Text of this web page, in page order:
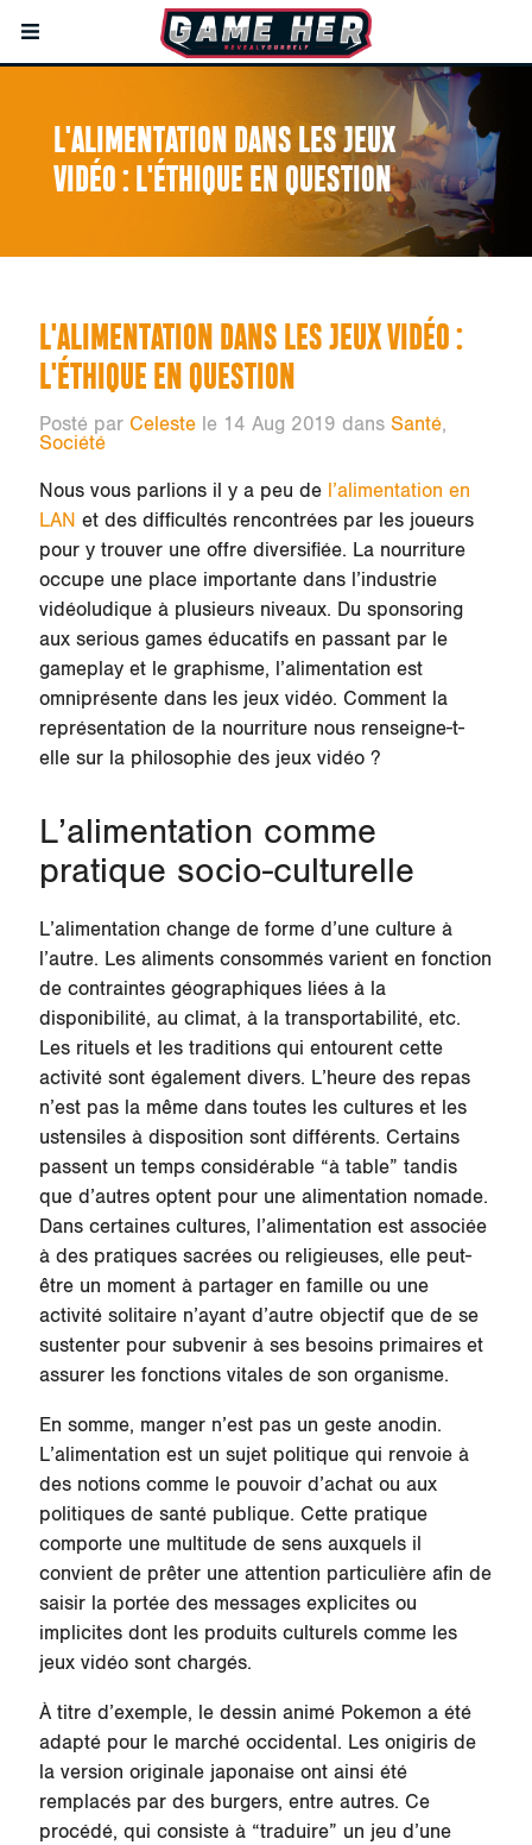
L'ALIMENTATION DANS LES JEUX
VIDÉO : L'ÉTHIQUE EN QUESTION
L'ALIMENTATION DANS LES JEUX VIDÉO :
L'ÉTHIQUE EN QUESTION
Posté par Celestele 14 Aug 2019 dans Santé,
Société
Nous vous parlions il y a peu de l’alimentation en
LAN et des difficultés rencontrées par les joueurs
pour y trouver une offre diversifiée. La nourriture
occupe une place importante dans l’industrie
vidéoludique à plusieurs niveaux. Du sponsoring
aux serious games éducatifs en passant par le
gameplay et le graphisme, l’alimentation est
omniprésente dans les jeux vidéo. Comment la
représentation de la nourriture nous renseigne-t-
elle sur la philosophie des jeux vidéo ?
L’alimentation comme
pratique socio-culturelle
L’alimentation change de forme d’une culture à
l’autre. Les aliments consommés varient en fonction
de contraintes géographiques liées à la
disponibilité, au climat, à la transportabilité, etc.
Les rituels et les traditions qui entourent cette
activité sont également divers. L’heure des repas
n’est pas la même dans toutes les cultures et les
ustensiles à disposition sont différents. Certains
passent un temps considérable “à table” tandis
que d’autres optent pour une alimentation nomade.
Dans certaines cultures, l’alimentation est associée
à des pratiques sacrées ou religieuses, elle peut-
être un moment à partager en famille ou une
activité solitaire n’ayant d’autre objectif que de se
sustenter pour subvenir à ses besoins primaires et
assurer les fonctions vitales de son organisme.
En somme, manger n’est pas un geste anodin.
L’alimentation est un sujet politique qui renvoie à
des notions comme le pouvoir d’achat ou aux
politiques de santé publique. Cette pratique
comporte une multitude de sens auxquels il
convient de prêter une attention particulière afin de
saisir la portée des messages explicites ou
implicites dont les produits culturels comme les
jeux vidéo sont chargés.
À titre d’exemple, le dessin animé Pokemon a été
adapté pour le marché occidental. Les onigiris de
la version originale japonaise ont ainsi été
remplacés par des burgers, entre autres. Ce
procédé, qui consiste à “traduire” un jeu d’une